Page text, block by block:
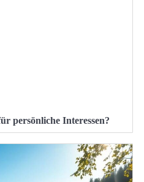
persönliche Interessen?